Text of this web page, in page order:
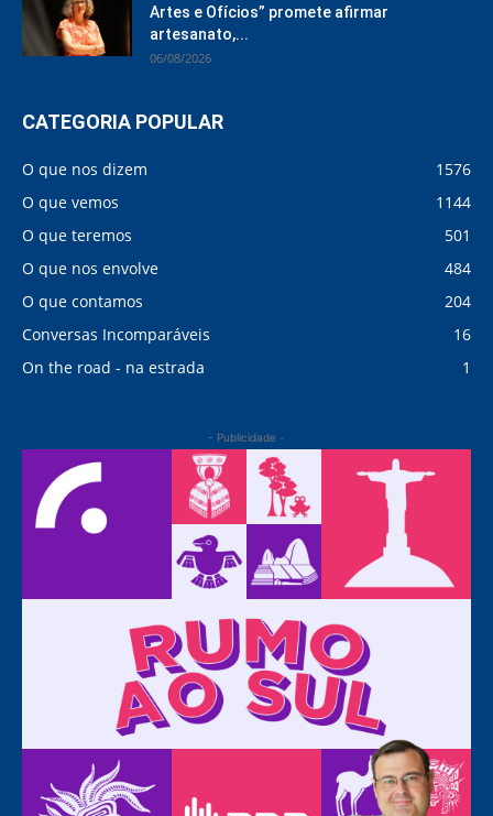
Artes e Ofícios” promete afirmar
artesanato,...
06/08/2026
CATEGORIA POPULAR
O que nos dizem
1576
O que vemos
1144
O que teremos
501
O que nos envolve
484
O que contamos
204
Conversas Incomparáveis
16
On the road - na estrada
1
- Publicidade -